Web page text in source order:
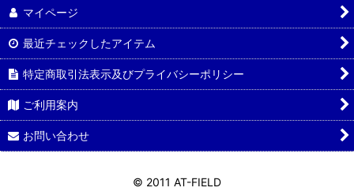
マイページ
最近チェックしたアイテム
特定商取引法表示及びプライバシーポリシー
ご利用案内
お問い合わせ
© 2011 AT-FIELD